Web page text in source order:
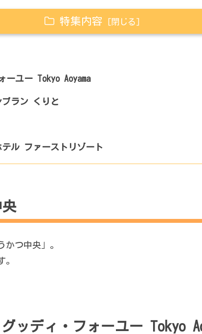
特集内容
ーユー Tokyo Aoyama
ブラン くりと
テル ファーストリゾート
央
かつ中央」。
。
ッディ・フォーユー Tokyo